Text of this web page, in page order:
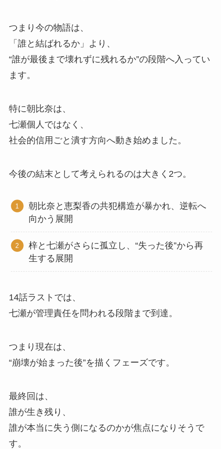
つまり今の物語は、
「誰と結ばれるか」より、
“誰が最後まで壊れずに残れるか”の段階へ入ってい
ます。
特に朝比奈は、
七瀬個人ではなく、
社会的信用ごと潰す方向へ動き始めました。
今後の結末として考えられるのは大きく2つ。
朝比奈と恵梨香の共犯構造が暴かれ、逆転へ
向かう展開
梓と七瀬がさらに孤立し、“失った後”から再
生する展開
14話ラストでは、
七瀬が管理責任を問われる段階まで到達。
つまり現在は、
“崩壊が始まった後”を描くフェーズです。
最終回は、
誰が生き残り、
誰が本当に失う側になるのかが焦点になりそうで
す。